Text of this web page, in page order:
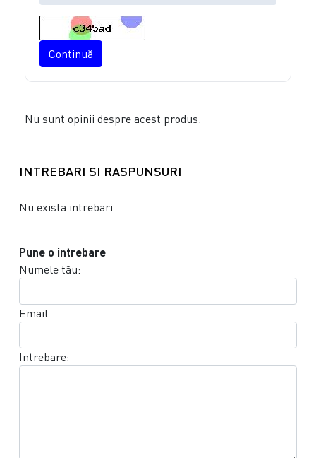
Continuă
Nu sunt opinii despre acest produs.
INTREBARI SI RASPUNSURI
Nu exista intrebari
Pune o intrebare
Numele tău:
Email
Intrebare: